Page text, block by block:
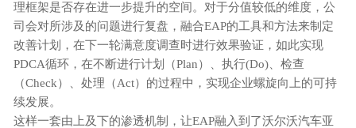
理框架是否存在进一步提升的空间。对于分值较低的维度，公
司会对所涉及的问题进行复盘，融合EAP的工具和方法来制定
改善计划，在下一轮满意度调查时进行效果验证，如此实现
PDCA循环，在不断进行计划（Plan）、执行(Do)、检查
（Check）、处理（Act）的过程中，实现企业螺旋向上的可持
续发展。
这样一套由上及下的渗透机制，让EAP融入到了沃尔沃汽车亚